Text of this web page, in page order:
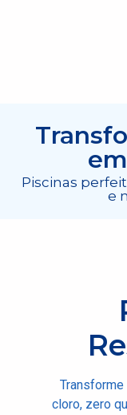
Piscinas
e
cloro, zero